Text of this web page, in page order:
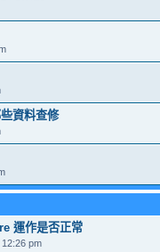
資料查修
運作是否正常
pm